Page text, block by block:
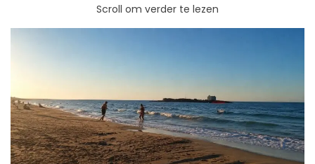
Scroll om verder te lezen